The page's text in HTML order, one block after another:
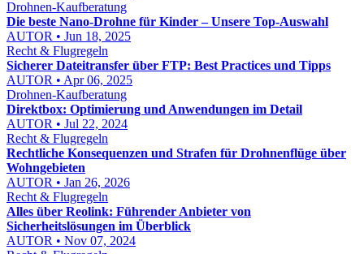
Drohnen-Kaufberatung
Die beste Nano-Drohne für Kinder – Unsere Top-Auswahl
AUTOR • Jun 18, 2025
Recht & Flugregeln
Sicherer Dateitransfer über FTP: Best Practices und Tipps
AUTOR • Apr 06, 2025
Drohnen-Kaufberatung
Direktbox: Optimierung und Anwendungen im Detail
AUTOR • Jul 22, 2024
Recht & Flugregeln
Rechtliche Konsequenzen und Strafen für Drohnenflüge über
Wohngebieten
AUTOR • Jan 26, 2026
Recht & Flugregeln
Alles über Reolink: Führender Anbieter von
Sicherheitslösungen im Überblick
AUTOR • Nov 07, 2024